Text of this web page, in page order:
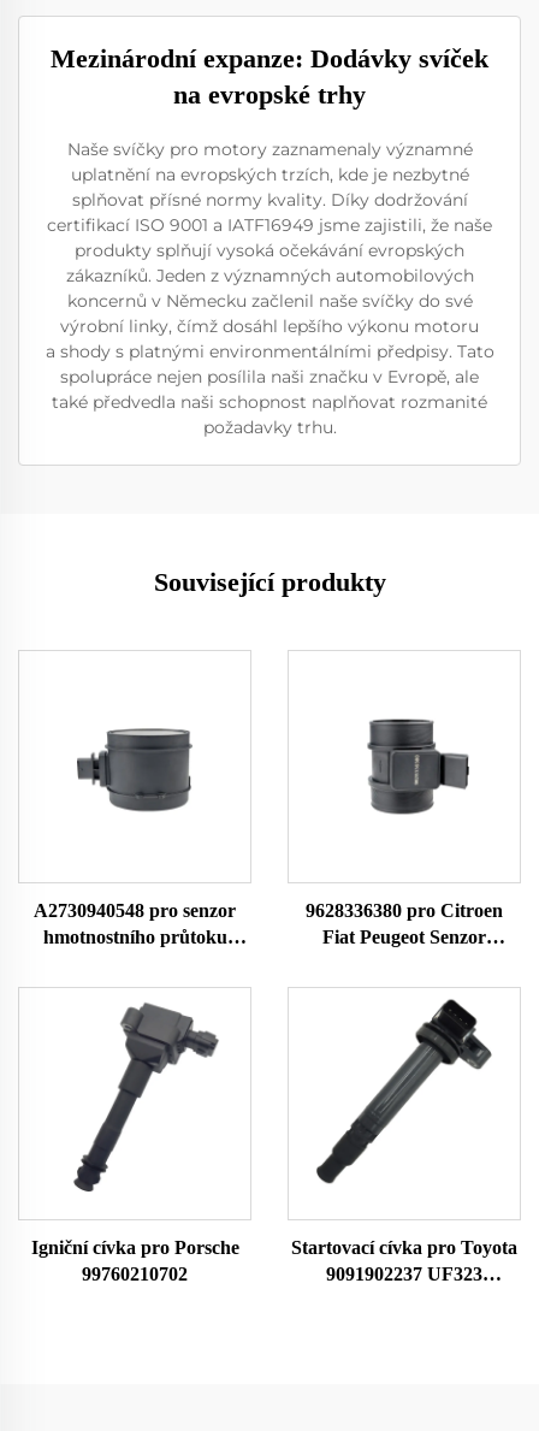
Mezinárodní expanze: Dodávky svíček
na evropské trhy
Naše svíčky pro motory zaznamenaly významné
uplatnění na evropských trzích, kde je nezbytné
splňovat přísné normy kvality. Díky dodržování
certifikací ISO 9001 a IATF16949 jsme zajistili, že naše
produkty splňují vysoká očekávání evropských
zákazníků. Jeden z významných automobilových
koncernů v Německu začlenil naše svíčky do své
výrobní linky, čímž dosáhl lepšího výkonu motoru
a shody s platnými environmentálními předpisy. Tato
spolupráce nejen posílila naši značku v Evropě, ale
také předvedla naši schopnost naplňovat rozmanité
požadavky trhu.
Související produkty
A2730940548 pro senzor
hmotnostního průtoku
MAF Meter LM1150
0280218173 0280218190
30114 558131 101355 29516
38788 7516213 42862
9628336380 pro Citroen
Fiat Peugeot Senzor
vzduchu MAF Meter 22682
MF005 38618
8ET009142141 70640005
7516086 42303 86086
Igniční cívka pro Porsche
99760210702
Startovací cívka pro Toyota
9091902237 UF323